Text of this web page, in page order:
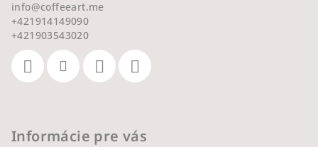
info@coffeeart.me
+421914149090
+421903543020
Informácie pre vás